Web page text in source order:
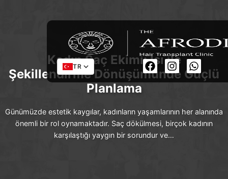
TR
Kadın Saç Ekimi: Isı ile
Şekillendirme Dönüşümünde Güçlü
Planlama
Günümüzde estetik kaygılar, kadınların yaşamlarının her alanında
önemli bir rol oynamaktadır. Saç dökülmesi, birçok kadının
karşılaştığı yaygın bir sorundur ve…